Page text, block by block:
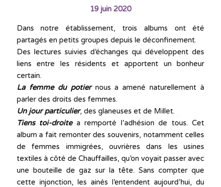
19 juin 2020
Dans notre établissement, trois albums ont été
partagés en petits groupes depuis le déconfinement.
Des lectures suivies d’échanges qui développent des
liens entre les résidents et apportent un bonheur
certain.
La femme du potiernous a amené naturellement à
parler des droits des femmes.
Un jour particulier, des glaneuses et de Millet.
Tiens toi-droitea remporté l’adhésion de tous. Cet
album a fait remonter des souvenirs, notamment celles
de femmes immigrées, ouvrières dans les usines
textiles à côté de Chauffailles, qu’on voyait passer avec
une bouteille de gaz sur la tête. Sans compter que
cette injonction, les ainés l’entendent aujourd’hui, du